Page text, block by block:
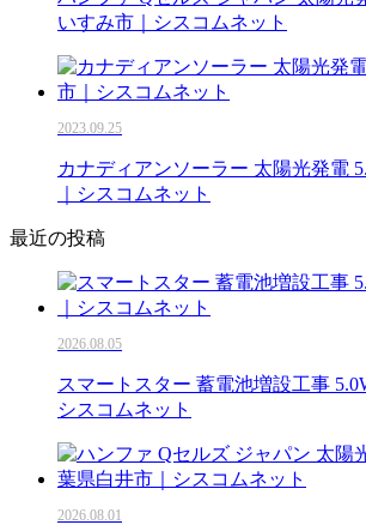
いすみ市｜シスコムネット
2023.09.25
カナディアンソーラー 太陽光発電
｜シスコムネット
最近の投稿
2026.08.05
スマートスター 蓄電池増設工事
シスコムネット
2026.08.01